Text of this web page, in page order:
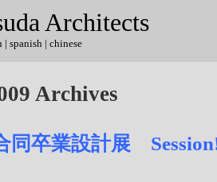
Architects
| spanish | chinese
Archives
同卒業設計展